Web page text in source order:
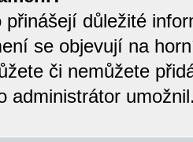
důležité
se objevují na
či nemůžete
administrátor